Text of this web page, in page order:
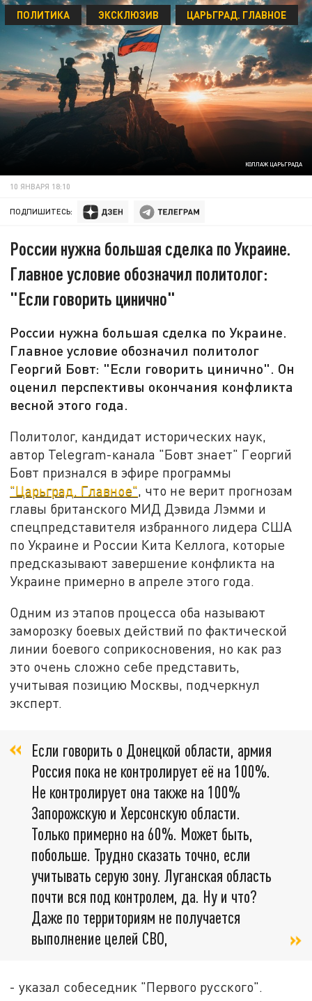
КОЛЛАЖ ЦАРЬГРАДА
ПОЛИТИКА ЭКСКЛЮЗИВ ЦАРЬГРАД. ГЛАВНОЕ
10 ЯНВАРЯ 18:10
ПОДПИШИТЕСЬ:
России нужна большая сделка по Украине.
Главное условие обозначил политолог:
"Если говорить цинично"
России нужна большая сделка по Украине.
Главное условие обозначил политолог
Георгий Бовт: "Если говорить цинично". Он
оценил перспективы окончания конфликта
весной этого года.
Политолог, кандидат исторических наук,
автор Telegram-канала "Бовт знает" Георгий
Бовт признался в эфире программы
"Царьград. Главное", что не верит прогнозам
главы британского МИД Дэвида Лэмми и
спецпредставителя избранного лидера США
по Украине и России Кита Келлога, которые
предсказывают завершение конфликта на
Украине примерно в апреле этого года.
Одним из этапов процесса оба называют
заморозку боевых действий по фактической
линии боевого соприкосновения, но как раз
это очень сложно себе представить,
учитывая позицию Москвы, подчеркнул
эксперт.
Если говорить о Донецкой области, армия
Россия пока не контролирует её на 100%.
Не контролирует она также на 100%
Запорожскую и Херсонскую области.
Только примерно на 60%. Может быть,
побольше. Трудно сказать точно, если
учитывать серую зону. Луганская область
почти вся под контролем, да. Ну и что?
Даже по территориям не получается
выполнение целей СВО,
- указал собеседник "Первого русского".